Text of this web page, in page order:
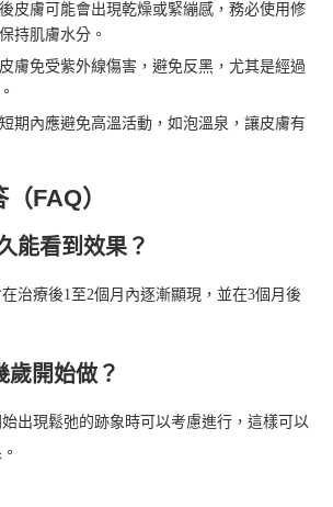
皮膚可能會出現乾燥或緊繃感，務必使用修
持肌膚水分。
膚免受紫外線傷害，避免反黑，尤其是經過
期內應避免高溫活動，如泡溫泉，讓皮膚有
FAQ）
能看到效果？
治療後1至2個月內逐漸顯現，並在3個月後
歲開始做？
出現鬆弛的跡象時可以考慮進行，這樣可以